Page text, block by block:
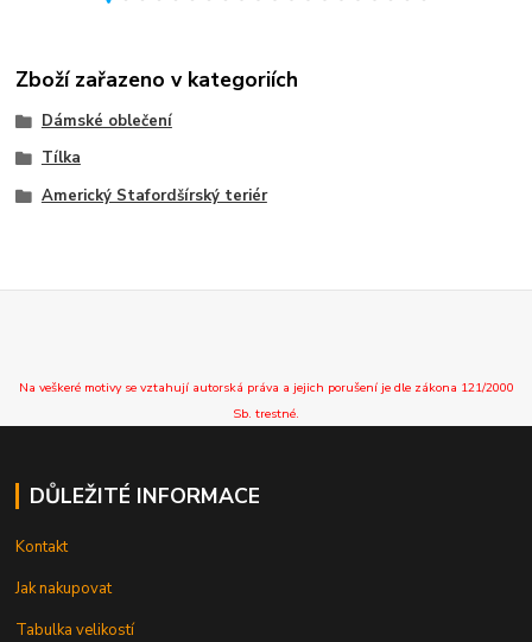
Zboží zařazeno v kategoriích
Dámské oblečení
Tílka
Americký Stafordšírský teriér
Na veškeré motivy se vztahují autorská práva a jejich porušení je dle zákona 121/2000
Sb. trestné.
DŮLEŽITÉ INFORMACE
Kontakt
Jak nakupovat
Tabulka velikostí